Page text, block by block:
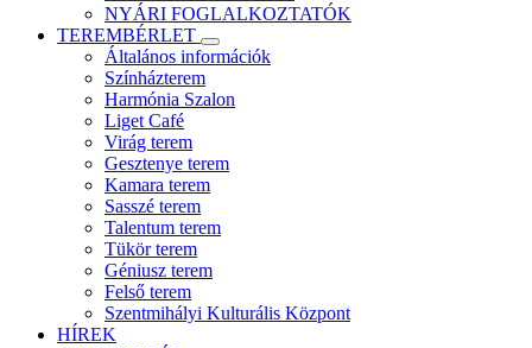
NYÁRI FOGLALKOZTATÓK
TEREMBÉRLET
Általános információk
Színházterem
Harmónia Szalon
Liget Café
Virág terem
Gesztenye terem
Kamara terem
Sasszé terem
Talentum terem
Tükör terem
Géniusz terem
Felső terem
Szentmihályi Kulturális Központ
HÍREK